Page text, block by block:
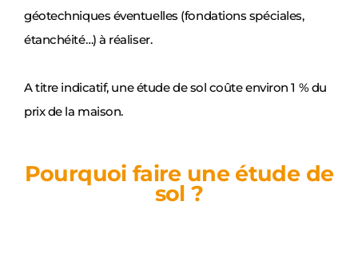
géotechniques éventuelles (fondations spéciales,
étanchéité…) à réaliser.
A titre indicatif, une étude de sol coûte environ 1 % du
prix de la maison.
Pourquoi faire une étude de
sol ?